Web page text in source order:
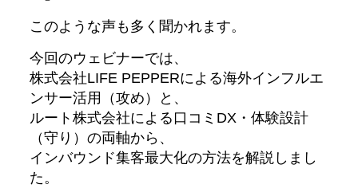
このような声も多く聞かれます。
今回のウェビナーでは、
株式会社LIFE PEPPERによる海外インフルエ
ンサー活用（攻め）と、
ルート株式会社による口コミDX・体験設計
（守り）の両軸から、
インバウンド集客最大化の方法を解説しまし
た。